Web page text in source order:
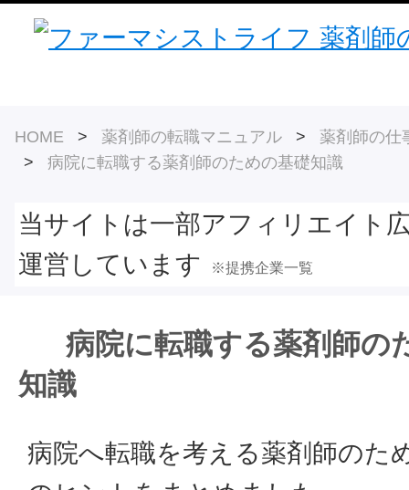
HOME > 薬剤師の転職マニュアル > 薬剤師の仕
> 病院に転職する薬剤師のための基礎知識
当サイトは一部アフィリエイト
運営しています
※提携企業一覧
病院に転職する薬剤師の
知識
病院へ転職を考える薬剤師のた